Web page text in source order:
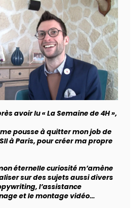
avoir lu « La Semaine de 4H »,
pousse à quitter mon job de
à Paris, pour créer ma propre
éternelle curiosité m’amène
sur des sujets aussi divers
l’assistance
et le montage vidéo…